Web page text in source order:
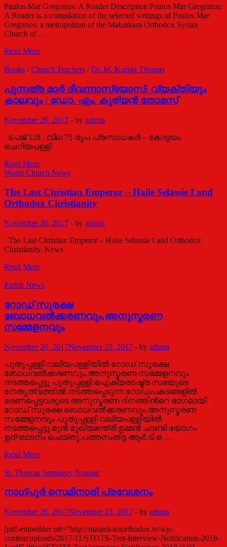
Paulos Mar Gregorios: A Reader Description Paulos Mar Gregorios:
A Reader is a compilation of the selected writings of Paulos Mar
Gregorios, a metropolitan of the Malankara Orthodox Syrian
Church of …
Paulos
Gregorios:
Reader
/
Fr.
K.
George
Read More
Books /Church Teachers /Dr. M. Kurian Thomas
പുന്നത്ര മാർ ദീവന്നാസ്യോസ്: വ്യക്തിയും
കാലവും / ഡോ. എം. കുര്യന്‍ തോമസ്
November 20, 2017 - by admin
പേജ് 128 . വില 75 രൂപ പ്രസാധകർ – കോട്ടയം
ചെറിയപള്ളി
പുന്നത്ര
മാർ
വ്യക്തിയും
കാലവും
/
എം.
കുര്യന്‍
തോമസ്
Read More
World Church News
The Last Christian Emperor – Haile Selassie I and
Orthodox Christianity
November 20, 2017 - by admin
The Last Christian Emperor – Haile Selassie I and Orthodox
Christianity. News
The
Christian
–
Haile
Selassie
I
Orthodox
Read More
Parish News
റോഡ് സുരക്ഷ
ബോധവല്‍ക്കരണവും,അനുസ്മരണ
സമ്മേളനവും
November 20, 2017November 20, 2017 - by admin
പുതുപ്പള്ളി വലിയപള്ളിയില്‍ റോഡ് സുരക്ഷ
ബോധവല്‍ക്കരണവും,അനുസ്മരണ സമ്മേളനവും
നടത്തപ്പെട്ടു പുതുപ്പള്ളി:ഐക്യരാഷ്ട്ര സഭയുടെ
നേതൃത്വത്തില്‍ നടത്തപ്പെടുന്ന റോഡപകടങ്ങളില്‍
മരണപ്പെട്ടവരുടെ അനുസ്മരണ ദിനത്തിന്‍റെ ഭാഗമായി
റോഡ് സുരക്ഷ ബോധവല്‍ക്കരണവും,അനുസ്മരണ
സമ്മേളനവും പുതുപ്പള്ളി വലിയപള്ളിയില്‍
നടത്തപ്പെട്ടു.മുന്‍ മുഖ്യമന്ത്രി ഉമ്മന്‍ ചാണ്ടി യോഗം
ഉദ്ഘാടനം ചെയ്തു.പത്തനംതിട്ട ആര്‍.ടി.ഒ …
റോഡ്
ബോധവല്‍ക്കരണവും,അനുസ്മരണ
Read More
St. Thomas Seminary Nagpur
നാഗ്പൂര്‍ സെമിനാരി പ്രവേശനം
November 20, 2017November 20, 2017 - by admin
[pdf-embedder url=”http://malankaraorthodox.tv/wp-
content/uploads/2017/11/STOTS-Test-Interview-Notification-2018-